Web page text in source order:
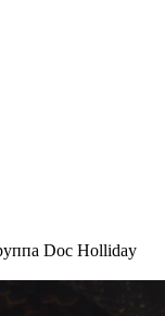
Doc Holliday